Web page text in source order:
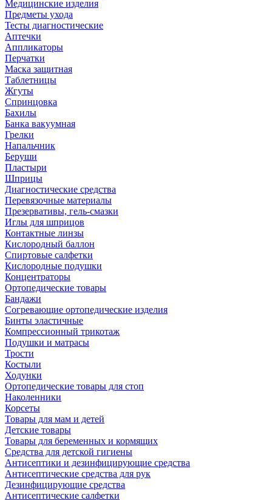
Медицинские изделия
Предметы ухода
Тесты диагностические
Аптечки
Аппликаторы
Перчатки
Маска защитная
Таблетницы
Жгуты
Спринцовка
Бахилы
Банка вакуумная
Грелки
Напальчник
Беруши
Пластыри
Шприцы
Диагностические средства
Перевязочные материалы
Презервативы, гель-смазки
Иглы для шприцов
Контактные линзы
Кислородный баллон
Спиртовые салфетки
Кислородные подушки
Концентраторы
Ортопедические товары
Бандажи
Согревающие ортопедические изделия
Бинты эластичные
Компрессионный трикотаж
Подушки и матрасы
Трости
Костыли
Ходунки
Ортопедические товары для стоп
Наколенники
Корсеты
Товары для мам и детей
Детские товары
Товары для беременных и кормящих
Средства для детской гигиены
Антисептики и дезинфицирующие средства
Антисептические средства для рук
Дезинфицирующие средства
Антисептические салфетки